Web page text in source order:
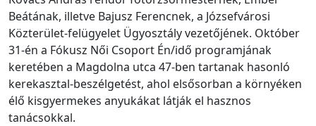
Beátának, illetve Bajusz Ferencnek, a Józsefvárosi
Közterület-felügyelet Ügyosztály vezetőjének. Október
31-én a Fókusz Női Csoport Én/idő programjának
keretében a Magdolna utca 47-ben tartanak hasonló
kerekasztal-beszélgetést, ahol elsősorban a környéken
élő kisgyermekes anyukákat látják el hasznos
tanácsokkal.